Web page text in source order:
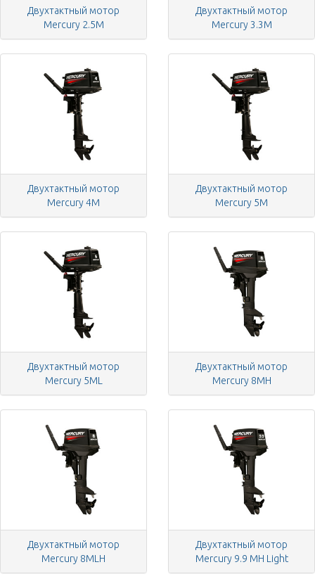
Двухтактный мотор
Mercury 2.5M
Двухтактный мотор
Mercury 3.3M
Двухтактный мотор
Mercury 4M
Двухтактный мотор
Mercury 5M
Двухтактный мотор
Mercury 5ML
Двухтактный мотор
Mercury 8MH
Двухтактный мотор
Mercury 8MLH
Двухтактный мотор
Mercury 9.9 MH Light